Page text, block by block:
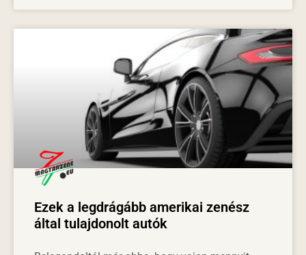
Ezek a legdrágább amerikai zenész
által tulajdonolt autók